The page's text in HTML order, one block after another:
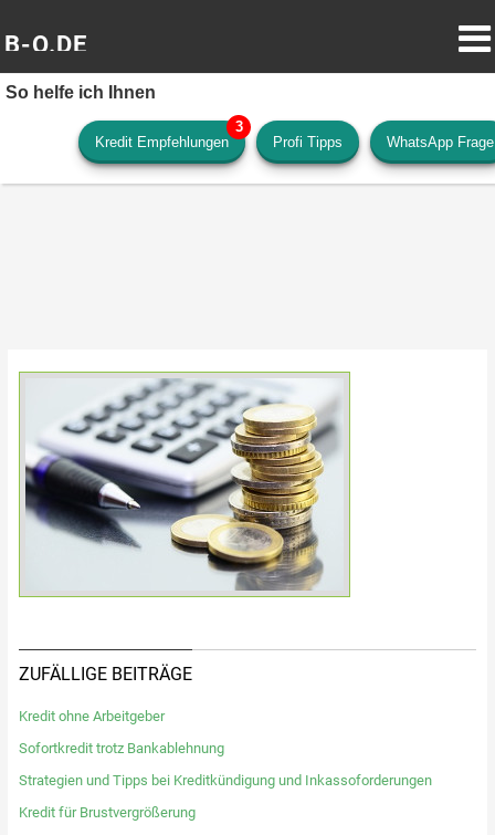
B-O.DE
So helfe ich Ihnen
Kredit Empfehlungen Profi Tipps WhatsApp Frage
ZUFÄLLIGE BEITRÄGE
Kredit ohne Arbeitgeber
Sofortkredit trotz Bankablehnung
Strategien und Tipps bei Kreditkündigung und Inkassoforderungen
Kredit für Brustvergrößerung